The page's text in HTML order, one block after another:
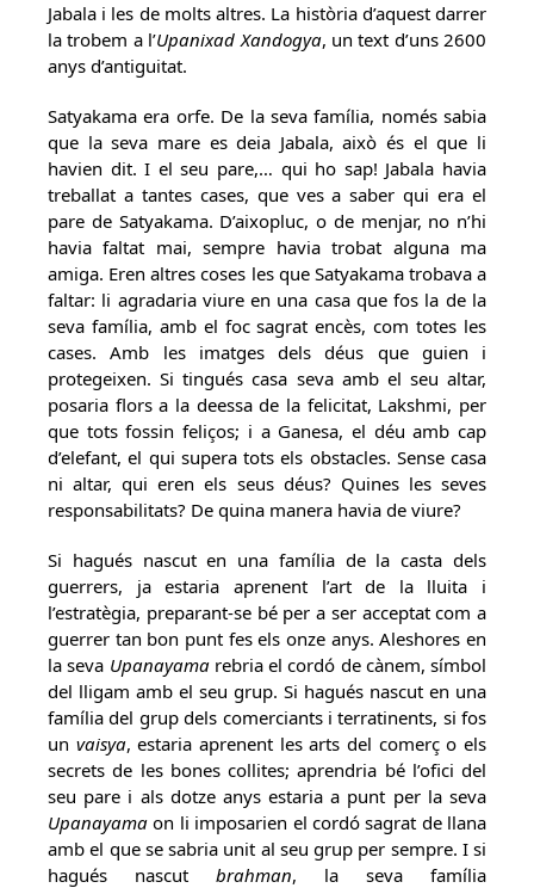
Jabala i les de molts altres. La història d’aquest darrer
la trobem a l’Upanixad Xandogya, un text d’uns 2600
anys d’antiguitat.
Satyakama era orfe. De la seva família, només sabia
que la seva mare es deia Jabala, això és el que li
havien dit. I el seu pare,… qui ho sap! Jabala havia
treballat a tantes cases, que ves a saber qui era el
pare de Satyakama. D’aixopluc, o de menjar, no n’hi
havia faltat mai, sempre havia trobat alguna ma
amiga. Eren altres coses les que Satyakama trobava a
faltar: li agradaria viure en una casa que fos la de la
seva família, amb el foc sagrat encès, com totes les
cases. Amb les imatges dels déus que guien i
protegeixen. Si tingués casa seva amb el seu altar,
posaria flors a la deessa de la felicitat, Lakshmi, per
que tots fossin feliços; i a Ganesa, el déu amb cap
d’elefant, el qui supera tots els obstacles. Sense casa
ni altar, qui eren els seus déus? Quines les seves
responsabilitats? De quina manera havia de viure?
Si hagués nascut en una família de la casta dels
guerrers, ja estaria aprenent l’art de la lluita i
l’estratègia, preparant-se bé per a ser acceptat com a
guerrer tan bon punt fes els onze anys. Aleshores en
la seva Upanayamarebria el cordó de cànem, símbol
del lligam amb el seu grup. Si hagués nascut en una
família del grup dels comerciants i terratinents, si fos
un vaisya, estaria aprenent les arts del comerç o els
secrets de les bones collites; aprendria bé l’ofici del
seu pare i als dotze anys estaria a punt per la seva
Upanayama on li imposarien el cordó sagrat de llana
amb el que se sabria unit al seu grup per sempre. I si
hagués nascut brahman, la seva família